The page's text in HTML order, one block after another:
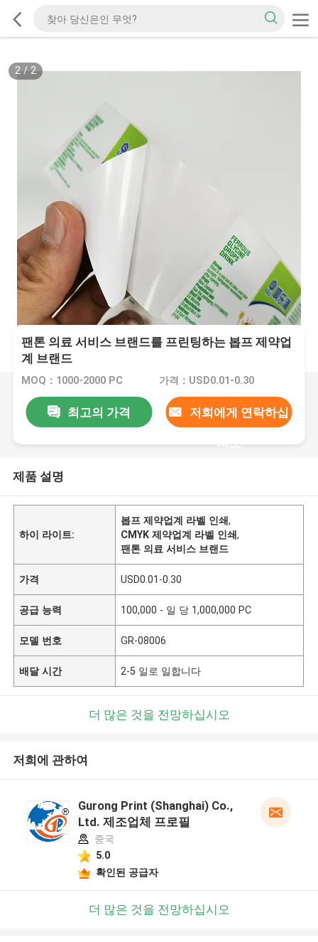
2/ 2
팬톤 의료 서비스 브랜드를 프린팅하는 봅프 제약업
계 브랜드
MOQ：1000-2000 PC 가격：USD0.01-0.30
최고의 가격 저희에게 연락하십
시오
제품 설명
하이 라이트:
봅프 제약업계 라벨 인쇄,
CMYK 제약업계 라벨 인쇄,
팬톤 의료 서비스 브랜드
가격 USD0.01-0.30
공급 능력 100,000 - 일 당 1,000,000 PC
모델 번호 GR-08006
배달 시간 2-5 일로 일합니다
더 많은 것을 전망하십시오
저희에 관하여
Gurong Print (Shanghai) Co.,
Ltd. 제조업체 프로필
중국
5.0
확인된 공급자
더 많은 것을 전망하십시오